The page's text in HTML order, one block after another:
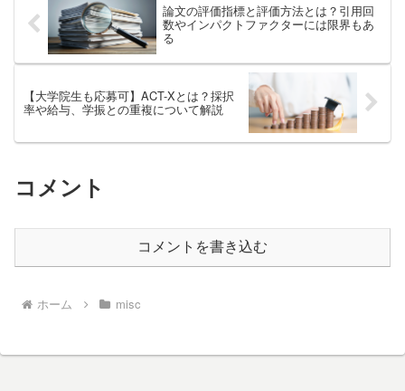
論文の評価指標と評価方法とは？引用回
数やインパクトファクターには限界もあ
る
【大学院生も応募可】ACT-Xとは？採択
率や給与、学振との重複について解説
コメント
コメントを書き込む
ホーム misc